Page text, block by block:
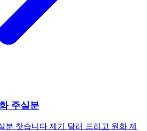
주실분
분 찻습니다 제기 달러 드리고 원화 제